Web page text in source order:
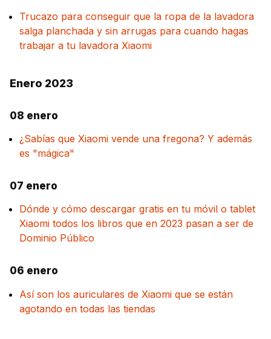
Trucazo para conseguir que la ropa de la lavadora
salga planchada y sin arrugas para cuando hagas
trabajar a tu lavadora Xiaomi
Enero 2023
08 enero
¿Sabías que Xiaomi vende una fregona? Y además
es "mágica"
07 enero
Dónde y cómo descargar gratis en tu móvil o tablet
Xiaomi todos los libros que en 2023 pasan a ser de
Dominio Público
06 enero
Así son los auriculares de Xiaomi que se están
agotando en todas las tiendas